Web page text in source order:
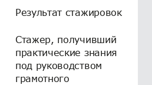
Результат стажировок
Стажер, получивший
практические знания
под руководством
грамотного